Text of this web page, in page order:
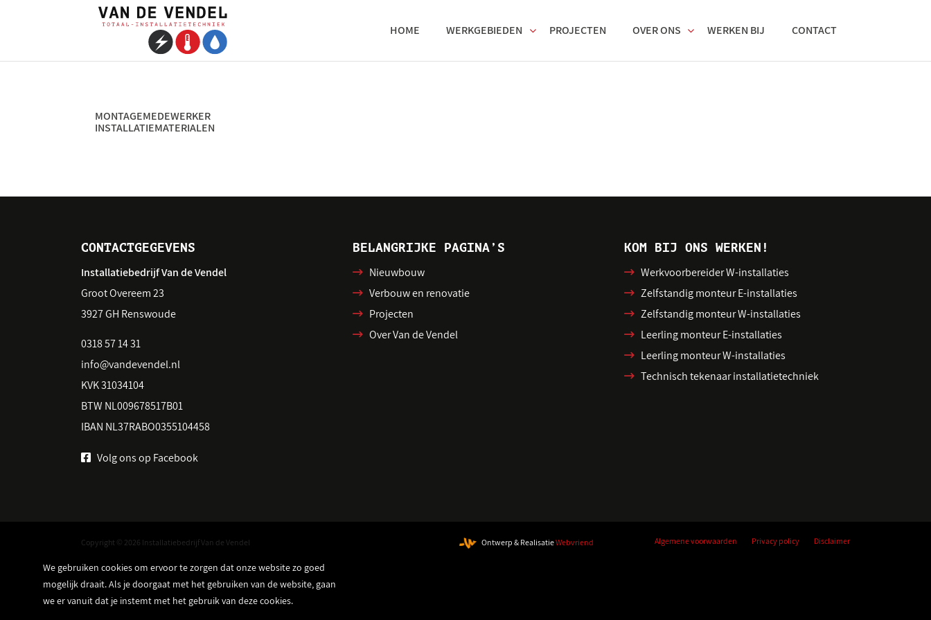
HOME WERKGEBIEDEN PROJECTEN OVER ONS WERKEN BIJ CONTACT
MONTAGEMEDEWERKER
INSTALLATIEMATERIALEN
CONTACTGEGEVENS
Installatiebedrijf Van de Vendel
Groot Overeem 23
3927 GH Renswoude
0318 57 14 31
info@vandevendel.nl
KVK 31034104
BTW NL009678517B01
IBAN NL37RABO0355104458
Volg ons op Facebook
BELANGRIJKE PAGINA’S
Nieuwbouw
Verbouw en renovatie
Projecten
Over Van de Vendel
KOM BIJ ONS WERKEN!
Werkvoorbereider W-installaties
Zelfstandig monteur E-installaties
Zelfstandig monteur W-installaties
Leerling monteur E-installaties
Leerling monteur W-installaties
Technisch tekenaar installatietechniek
Copyright © 2026 Installatiebedrijf Van de Vendel Ontwerp & RealisatieWebvriend Algemene voorwaarden Privacy policy Disclaimer
We gebruiken cookies om ervoor te zorgen dat onze website zo goed
mogelijk draait. Als je doorgaat met het gebruiken van de website, gaan
we er vanuit dat je instemt met het gebruik van deze cookies.